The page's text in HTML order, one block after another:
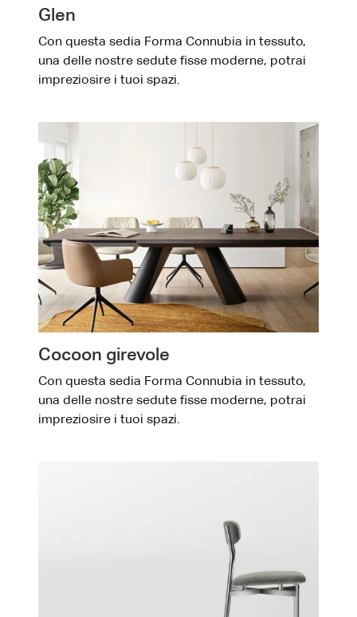
Glen
Con questa sedia Forma Connubia in tessuto,
una delle nostre sedute fisse moderne, potrai
impreziosire i tuoi spazi.
Cocoon girevole
Con questa sedia Forma Connubia in tessuto,
una delle nostre sedute fisse moderne, potrai
impreziosire i tuoi spazi.